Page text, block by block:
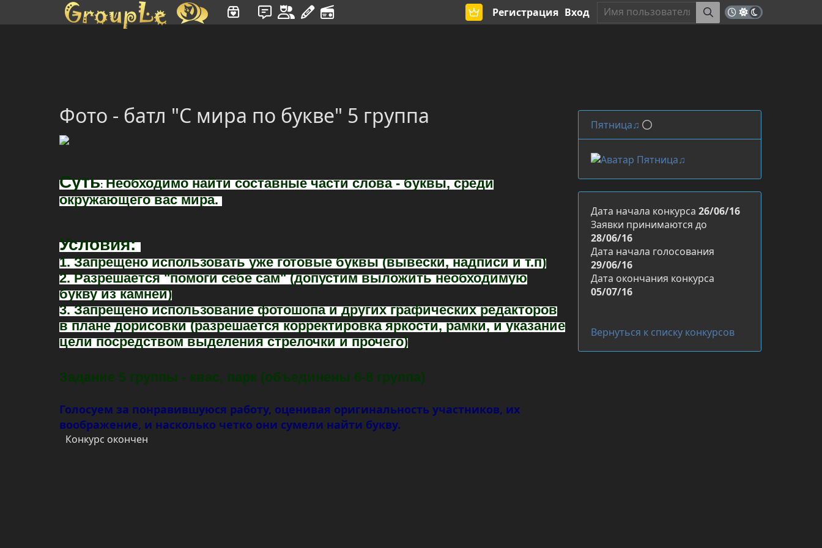
Регистрация Вход
Фото - батл "С мира по букве" 5 группа
Суть: Необходимо найти составные части слова - буквы, среди
окружающего вас мира.
Условия:
1. Запрещено использовать уже готовые буквы (вывески, надписи и т.п)
2. Разрешается "помоги себе сам" (допустим выложить необходимую
букву из камней)
3. Запрещено использование фотошопа и других графических редакторов
в плане дорисовки (разрешается корректировка яркости, рамки, и указание
цели посредством выделения стрелочки и прочего)
Задание 5 группы - квас, парк (объединены 6-8 группа)
Голосуем за понравившуюся работу, оценивая оригинальность участников, их
воображение, и насколько четко они сумели найти букву.
Конкурс окончен
Пятница♫
Дата начала конкурса 26/06/16
Заявки принимаются до
28/06/16
Дата начала голосования
29/06/16
Дата окончания конкурса
05/07/16
Вернуться к списку конкурсов
Имя пользователя или произведение